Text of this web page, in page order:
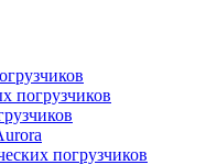
погрузчиков
погрузчиков